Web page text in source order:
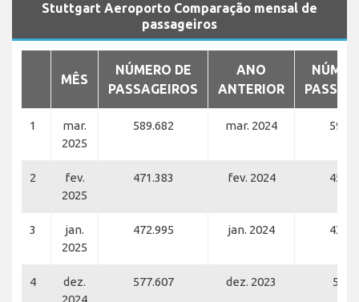
Stuttgart Aeroporto Comparação mensal de
passageiros
MÊS
NÚMERO DE
PASSAGEIROS
ANO
ANTERIOR
1
mar.
2025
589.682 mar. 2024
2
fev.
2025
471.383 fev. 2024
3
jan.
2025
472.995 jan. 2024
4
dez.
2024
577.607 dez. 2023